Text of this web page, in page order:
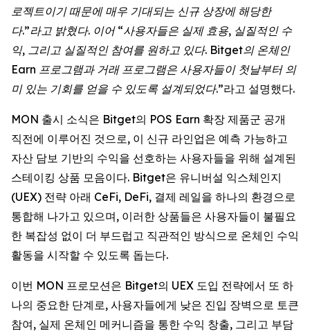
로젝트이기 때문에 매우 기대되는 신규 상장에 해당한
다.”라고 밝혔다. 이어 “사용자들은 실제 효용, 실질적인 수
익, 그리고 실질적인 참여를 원하고 있다. Bitget의 온체인
Earn 프로그램과 거래 프로그램은 사용자들이 첫날부터 의
미 있는 기회를 얻을 수 있도록 설계되었다.”라고 설명했다.
MON 출시 소식은 Bitget의 POS Earn 확장 제품군 공개
직전에 이루어진 것으로, 이 신규 라인업은 예측 가능하고
자산 담보 기반의 수익을 선호하는 사용자들을 위해 설계된
스테이킹 상품 모음이다. Bitget은 유니버설 익스체인지
(UEX) 전략 아래 CeFi, DeFi, 결제 레일을 하나의 환경으로
통합해 나가고 있으며, 이러한 상품들은 사용자들이 불필요
한 복잡성 없이 더 부드럽고 직관적인 방식으로 온체인 수익
활동을 시작할 수 있도록 돕는다.
이번 MON 프로모션은 Bitget의 UEX 도입 전략에서 또 하
나의 중요한 단계로, 사용자들에게 낮은 진입 장벽으로 토큰
참여, 실제 온체인 메커니즘을 통한 수익 창출, 그리고 부담